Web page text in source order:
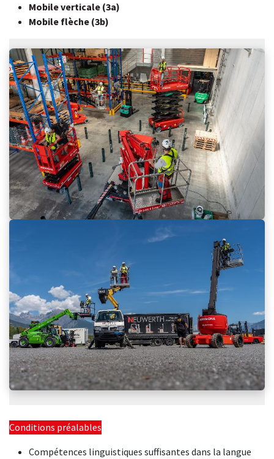
Mobile verticale (3a)
Mobile flèche (3b)
Conditions préalables
Compétences linguistiques suffisantes dans la langue